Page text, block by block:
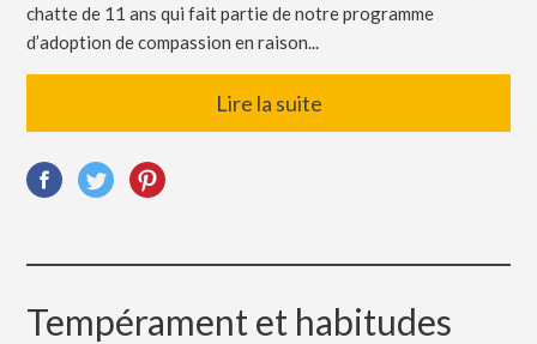
chatte de 11 ans qui fait partie de notre programme
d’adoption de compassion en raison...
Lire la suite
Tempérament et habitudes